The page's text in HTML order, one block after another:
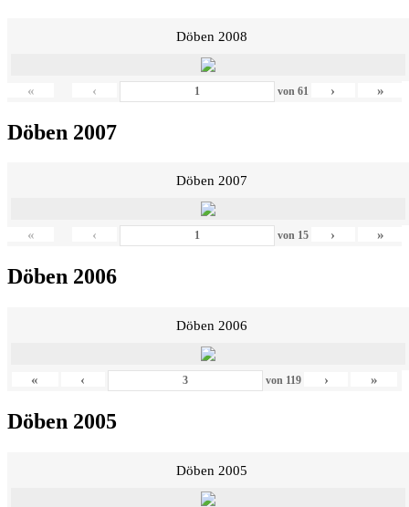
Döben 2008
« ‹ von 61 › »
Döben 2007
Döben 2007
« ‹ von 15 › »
Döben 2006
Döben 2006
« ‹ von 119 › »
Döben 2005
Döben 2005